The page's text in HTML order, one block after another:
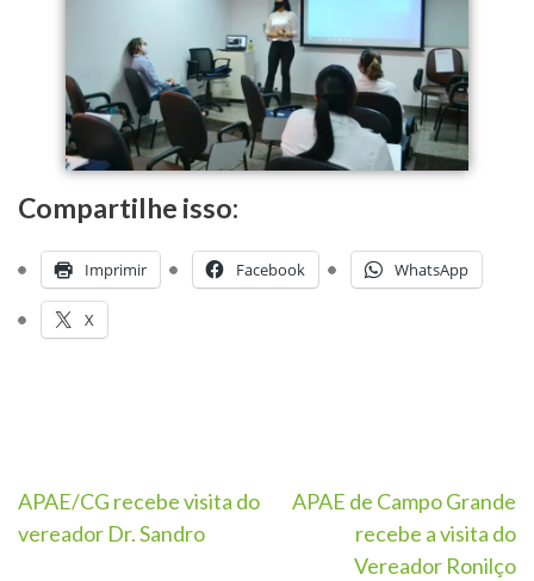
Compartilhe isso:
Imprimir Facebook WhatsApp
X
APAE/CG recebe visita do
vereador Dr. Sandro
APAE de Campo Grande
recebe a visita do
Vereador Ronilço